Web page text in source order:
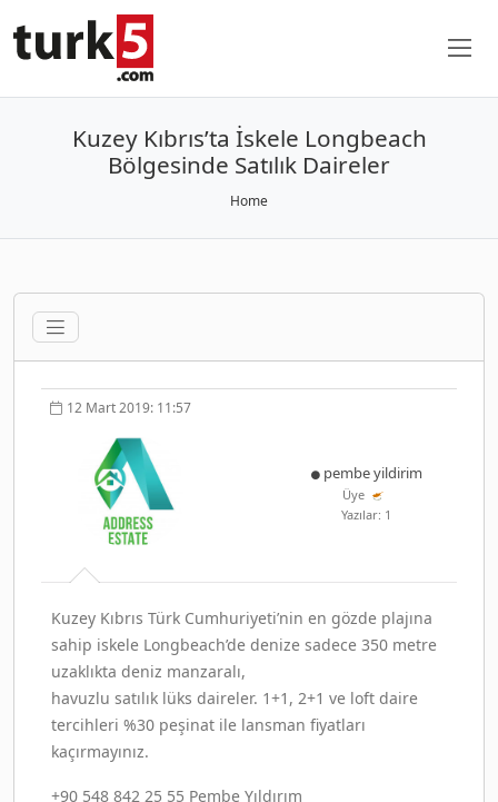
Kuzey Kıbrıs’ta İskele Longbeach
Bölgesinde Satılık Daireler
Home
12 Mart 2019: 11:57
pembe yildirim
Üye
Yazılar: 1
Kuzey Kıbrıs Türk Cumhuriyeti’nin en gözde plajına
sahip iskele Longbeach’de denize sadece 350 metre
uzaklıkta deniz manzaralı,
havuzlu satılık lüks daireler. 1+1, 2+1 ve loft daire
tercihleri %30 peşinat ile lansman fiyatları
kaçırmayınız.
+90 548 842 25 55 Pembe Yıldırım